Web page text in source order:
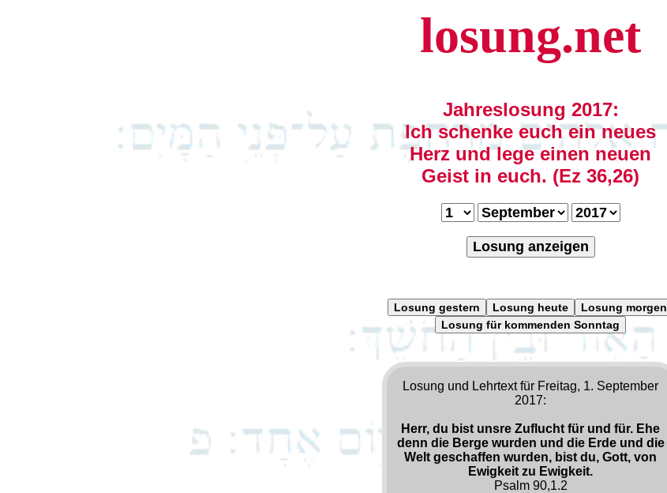
losung.net
Jahreslosung 2017:
Ich schenke euch ein neues
Herz und lege einen neuen
Geist in euch. (Ez 36,26)
Losung anzeigen
Losung gestern Losung heute
Losung morgen
Losung für kommenden Sonntag
Losung und Lehrtext für Freitag, 1. September
2017:
Herr, du bist unsre Zuflucht für und für. Ehe
denn die Berge wurden und die Erde und die
Welt geschaffen wurden, bist du, Gott, von
Ewigkeit zu Ewigkeit.
Psalm 90,1.2